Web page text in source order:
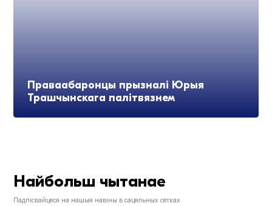
Праваабаронцы прызналі Юрыя
Трашчынскага палітвязнем
Найбольш чытанае
Падпісвайцеся на нашыя навіны в сацяльных сетках